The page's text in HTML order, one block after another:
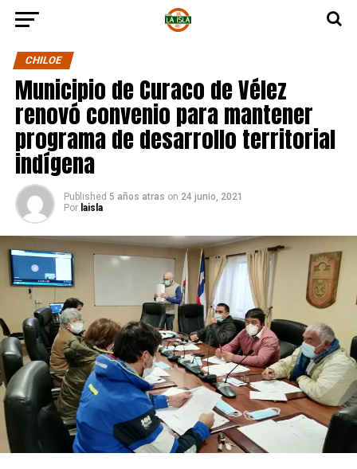
CHILOE
Municipio de Curaco de Vélez
renovó convenio para mantener
programa de desarrollo territorial
indígena
Published 5 años atras on 24 junio, 2021
Por laisla